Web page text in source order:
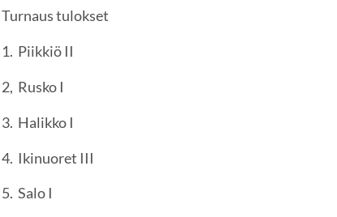
Turnaus tulokset
1. Piikkiö II
2, Rusko I
3. Halikko I
4. Ikinuoret III
5. Salo I